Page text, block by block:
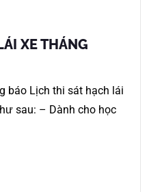
XE THÁNG
báo Lịch thi sát hạch lái
sau: – Dành cho học